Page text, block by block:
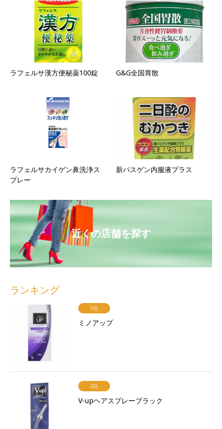
ラフェルサ漢方便秘薬100錠 G&G全国胃散
ラフェルサカイゲン鼻洗浄ス
プレー
新パスゲン内服液プラス
近くの店舗を探す
ランキング
1位
ミノアップ
2位
V-upヘアスプレーブラック